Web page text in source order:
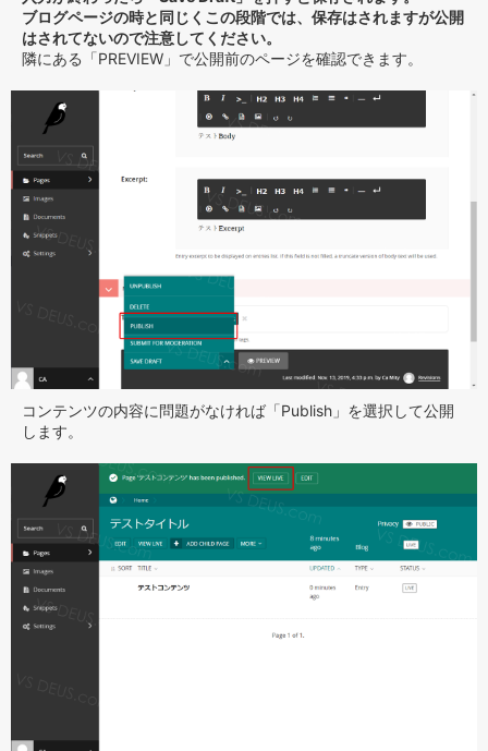
ブログページの時と同じくこの段階では、保存はされますが公開
はされてないので注意してください。
隣にある「PREVIEW」で公開前のページを確認できます。
コンテンツの内容に問題がなければ「Publish」を選択して公開
します。